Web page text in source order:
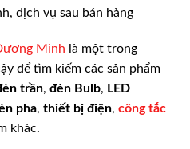
dịch vụ sau bán hàng
Minh là một trong
để tìm kiếm các sản phẩm
trần, đèn Bulb, LED
pha, thiết bị điện, công tắc
khác.